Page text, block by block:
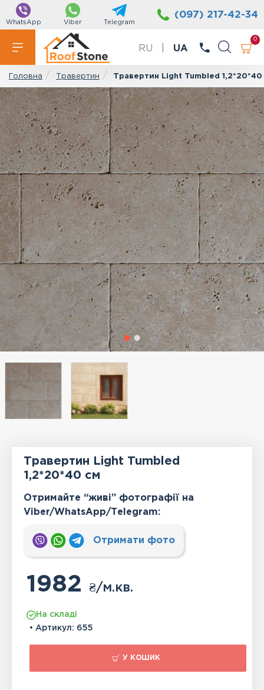
WhatsApp Viber Telegram
(097) 217-42-34
RU UA
0
Головна Травертин Травертин Light Tumbled 1,2*20*40
Травертин Light Tumbled
1,2*20*40 см
Отримайте “живі” фотографії на
Viber/WhatsApp/Тelegram:
Отримати фото
1982₴/м.кв.
На складі
• Артикул: 655
У КОШИК